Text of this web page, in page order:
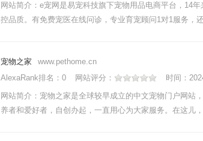
网站简介：e宠网是易宠科技旗下宠物用品电商平台，14
控品质。有免费宠医在线问诊，专业育宠顾问1对1服务，
宠物之家
www.pethome.cn
AlexaRank排名： 0 网站评分： 时间：
网站简介：宠物之家是全球较早成立的中文宠物门户网站
养者和爱好者，自创办起，一直用心为大家服务。在这儿